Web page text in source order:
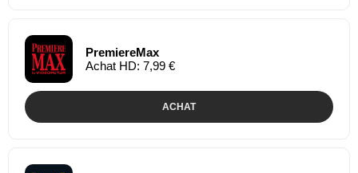
PremiereMax
Achat HD: 7,99 €
ACHAT